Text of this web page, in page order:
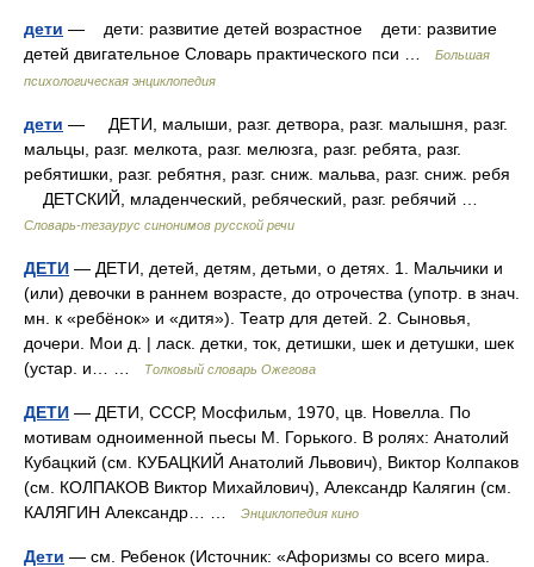
дети — дети: развитие детей возрастное дети: развитие
детей двигательное Словарь практического пси …
Большая
психологическая энциклопедия
дети — ДЕТИ, малыши, разг. детвора, разг. малышня, разг.
мальцы, разг. мелкота, разг. мелюзга, разг. ребята, разг.
ребятишки, разг. ребятня, разг. сниж. мальва, разг. сниж. ребя
ДЕТСКИЙ, младенческий, ребяческий, разг. ребячий …
Словарь-тезаурус синонимов русской речи
ДЕТИ — ДЕТИ, детей, детям, детьми, о детях. 1. Мальчики и
(или) девочки в раннем возрасте, до отрочества (употр. в знач.
мн. к «ребёнок» и «дитя»). Театр для детей. 2. Сыновья,
дочери. Мои д. | ласк. детки, ток, детишки, шек и детушки, шек
(устар. и… …
Толковый словарь Ожегова
ДЕТИ — ДЕТИ, СССР, Мосфильм, 1970, цв. Новелла. По
мотивам одноименной пьесы М. Горького. В ролях: Анатолий
Кубацкий (см. КУБАЦКИЙ Анатолий Львович), Виктор Колпаков
(см. КОЛПАКОВ Виктор Михайлович), Александр Калягин (см.
КАЛЯГИН Александр… …
Энциклопедия кино
Дети — см. Ребенок (Источник: «Афоризмы со всего мира.